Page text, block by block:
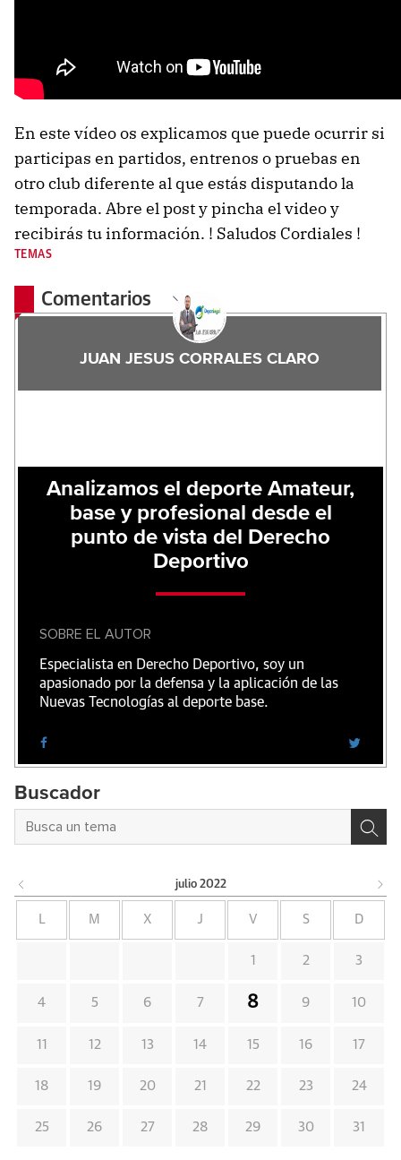
En este vídeo os explicamos que puede ocurrir si
participas en partidos, entrenos o pruebas en
otro club diferente al que estás disputando la
temporada. Abre el post y pincha el video y
recibirás tu información. ! Saludos Cordiales !
TEMAS
Comentarios
JUAN JESUS CORRALES CLARO
Analizamos el deporte Amateur,
base y profesional desde el
punto de vista del Derecho
Deportivo
SOBRE EL AUTOR
Especialista en Derecho Deportivo, soy un
apasionado por la defensa y la aplicación de las
Nuevas Tecnologías al deporte base.
Buscador
julio 2022
M X J V S D
1 2 3
4 5 6 7 8 9 10
11 12 13 14 15 16 17
18 19 20 21 22 23 24
25 26 27 28 29 30 31